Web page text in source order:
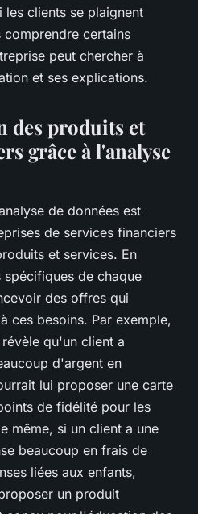
les clients se plaignent
certains
peut chercher à
et ses explications.
des produits et
grâce à l'analyse
de données est
de services financiers
et services. En
de chaque
des offres qui
ces besoins. Par exemple,
qu'un client a
d'argent en
lui proposer une carte
de fidélité pour les
même, si un client a une
beaucoup en frais de
liées aux enfants,
un produit